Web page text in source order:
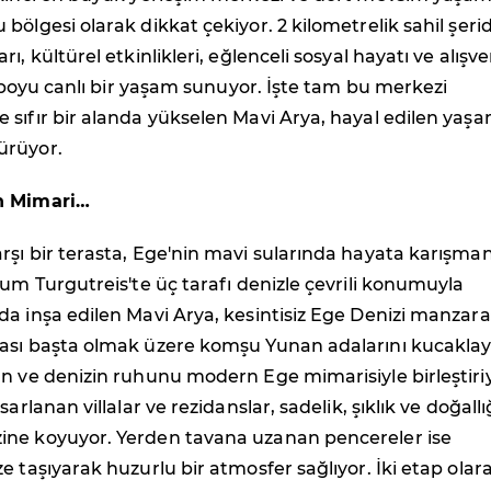
bölgesi olarak dikkat çekiyor. 2 kilometrelik sahil
kültürel etkinlikleri, eğlenceli sosyal hayatı ve
canlı bir yaşam sunuyor. İşte tam bu merkezi
sıfır bir alanda yükselen Mavi Arya, hayal edilen
Mimari…
bir terasta, Ege'nin mavi sularında hayata
Turgutreis'te üç tarafı denizle çevrili konumuyla
inşa edilen Mavi Arya, kesintisiz Ege Denizi
başta olmak üzere komşu Yunan adalarını
ve denizin ruhunu modern Ege mimarisiyle
villalar ve rezidanslar, sadelik, şıklık ve
koyuyor. Yerden tavana uzanan pencereler ise
taşıyarak huzurlu bir atmosfer sağlıyor. İki etap